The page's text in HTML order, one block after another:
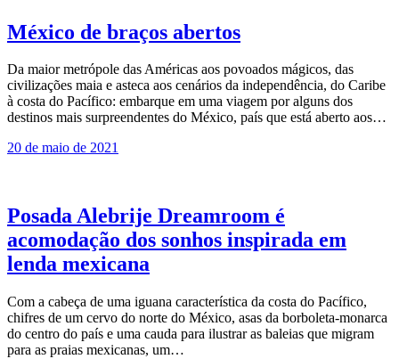
México de braços abertos
Da maior metrópole das Américas aos povoados mágicos, das
civilizações maia e asteca aos cenários da independência, do Caribe
à costa do Pacífico: embarque em uma viagem por alguns dos
destinos mais surpreendentes do México, país que está aberto aos…
20 de maio de 2021
Posada Alebrije Dreamroom é
acomodação dos sonhos inspirada em
lenda mexicana
Com a cabeça de uma iguana característica da costa do Pacífico,
chifres de um cervo do norte do México, asas da borboleta-monarca
do centro do país e uma cauda para ilustrar as baleias que migram
para as praias mexicanas, um…